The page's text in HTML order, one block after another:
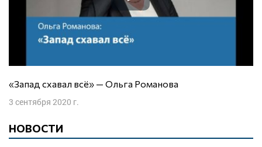
«Запад схавал всё» — Ольга Романова
3 сентября 2020 г.
НОВОСТИ